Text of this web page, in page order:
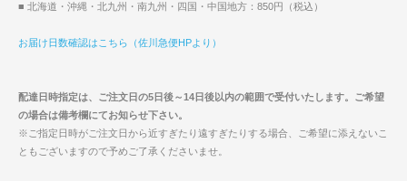
■ 北海道・沖縄・北九州・南九州・四国・中国地方：850円（税込）
お届け日数確認はこちら（佐川急便HPより）
配達日時指定は、ご注文日の5日後～14日後以内の範囲で受付いたします。ご希望
の場合は備考欄にてお知らせ下さい。
※ご指定日時がご注文日から近すぎたり遠すぎたりする場合、ご希望に添えないこ
ともございますので予めご了承くださいませ。